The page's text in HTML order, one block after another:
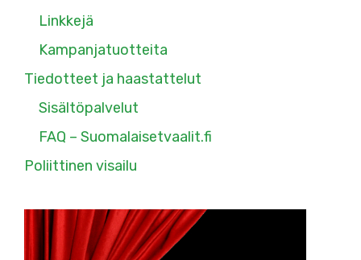
Linkkejä
Kampanjatuotteita
Tiedotteet ja haastattelut
Sisältöpalvelut
FAQ – Suomalaisetvaalit.fi
Poliittinen visailu